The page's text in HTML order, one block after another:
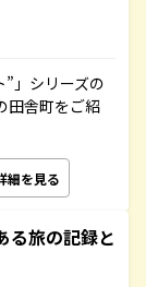
」シリーズの
田舎町をご紹
細を見る
旅の記録と